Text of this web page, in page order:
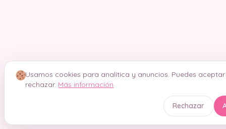
Usamos cookies para analítica y anuncios. Puedes
rechazar. Más información
Rechazar